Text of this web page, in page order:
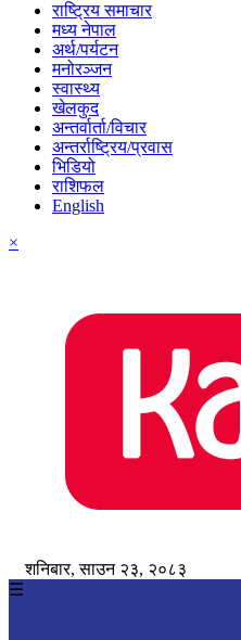
राष्ट्रिय समाचार
मध्य नेपाल
अर्थ/पर्यटन
मनोरञ्जन
स्वास्थ्य
खेलकुद
अन्तर्वार्ता/विचार
अन्तर्राष्ट्रिय/प्रवास
भिडियो
राशिफल
English
×
शनिबार, साउन २३, २०८३
☰